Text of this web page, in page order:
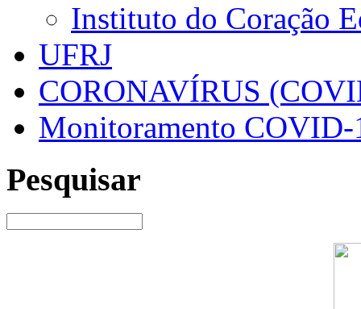
Instituto do Coração
UFRJ
CORONAVÍRUS
Monitoramento COVID-
Pesquisar